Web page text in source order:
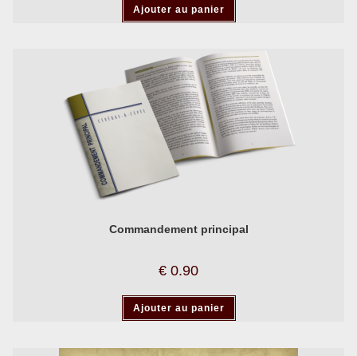
Ajouter au panier
Commandement principal
€ 0.90
Ajouter au panier